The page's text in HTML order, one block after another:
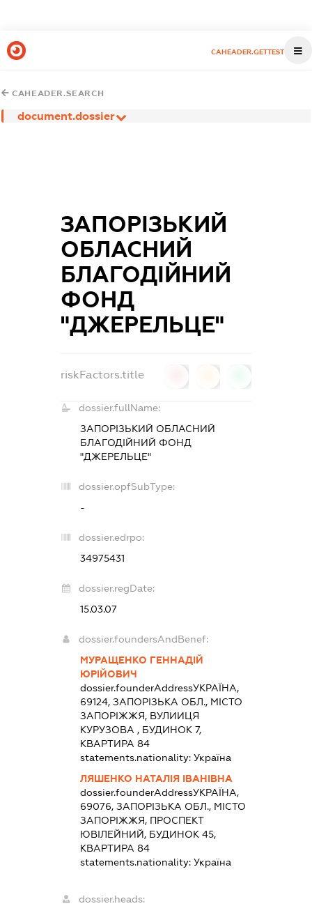
CAHEADER.GETTEST
CAHEADER.SEARCH
document.dossier
ЗАПОРІЗЬКИЙ
ОБЛАСНИЙ
БЛАГОДІЙНИЙ
ФОНД
"ДЖЕРЕЛЬЦЕ"
riskFactors.title
dossier.fullName:
ЗАПОРІЗЬКИЙ ОБЛАСНИЙ
БЛАГОДІЙНИЙ ФОНД
"ДЖЕРЕЛЬЦЕ"
dossier.opfSubType:
-
dossier.edrpo:
34975431
dossier.regDate:
15.03.07
dossier.foundersAndBenef:
МУРАЩЕНКО ГЕННАДІЙ
ЮРІЙОВИЧ
dossier.founderAddressУКРАЇНА,
69124, ЗАПОРІЗЬКА ОБЛ., МІСТО
ЗАПОРІЖЖЯ, ВУЛИИЦЯ
КУРУЗОВА , БУДИНОК 7,
КВАРТИРА 84
statements.nationality: Україна
ЛЯШЕНКО НАТАЛІЯ ІВАНІВНА
dossier.founderAddressУКРАЇНА,
69076, ЗАПОРІЗЬКА ОБЛ., МІСТО
ЗАПОРІЖЖЯ, ПРОСПЕКТ
ЮВІЛЕЙНИЙ, БУДИНОК 45,
КВАРТИРА 84
statements.nationality: Україна
dossier.heads: